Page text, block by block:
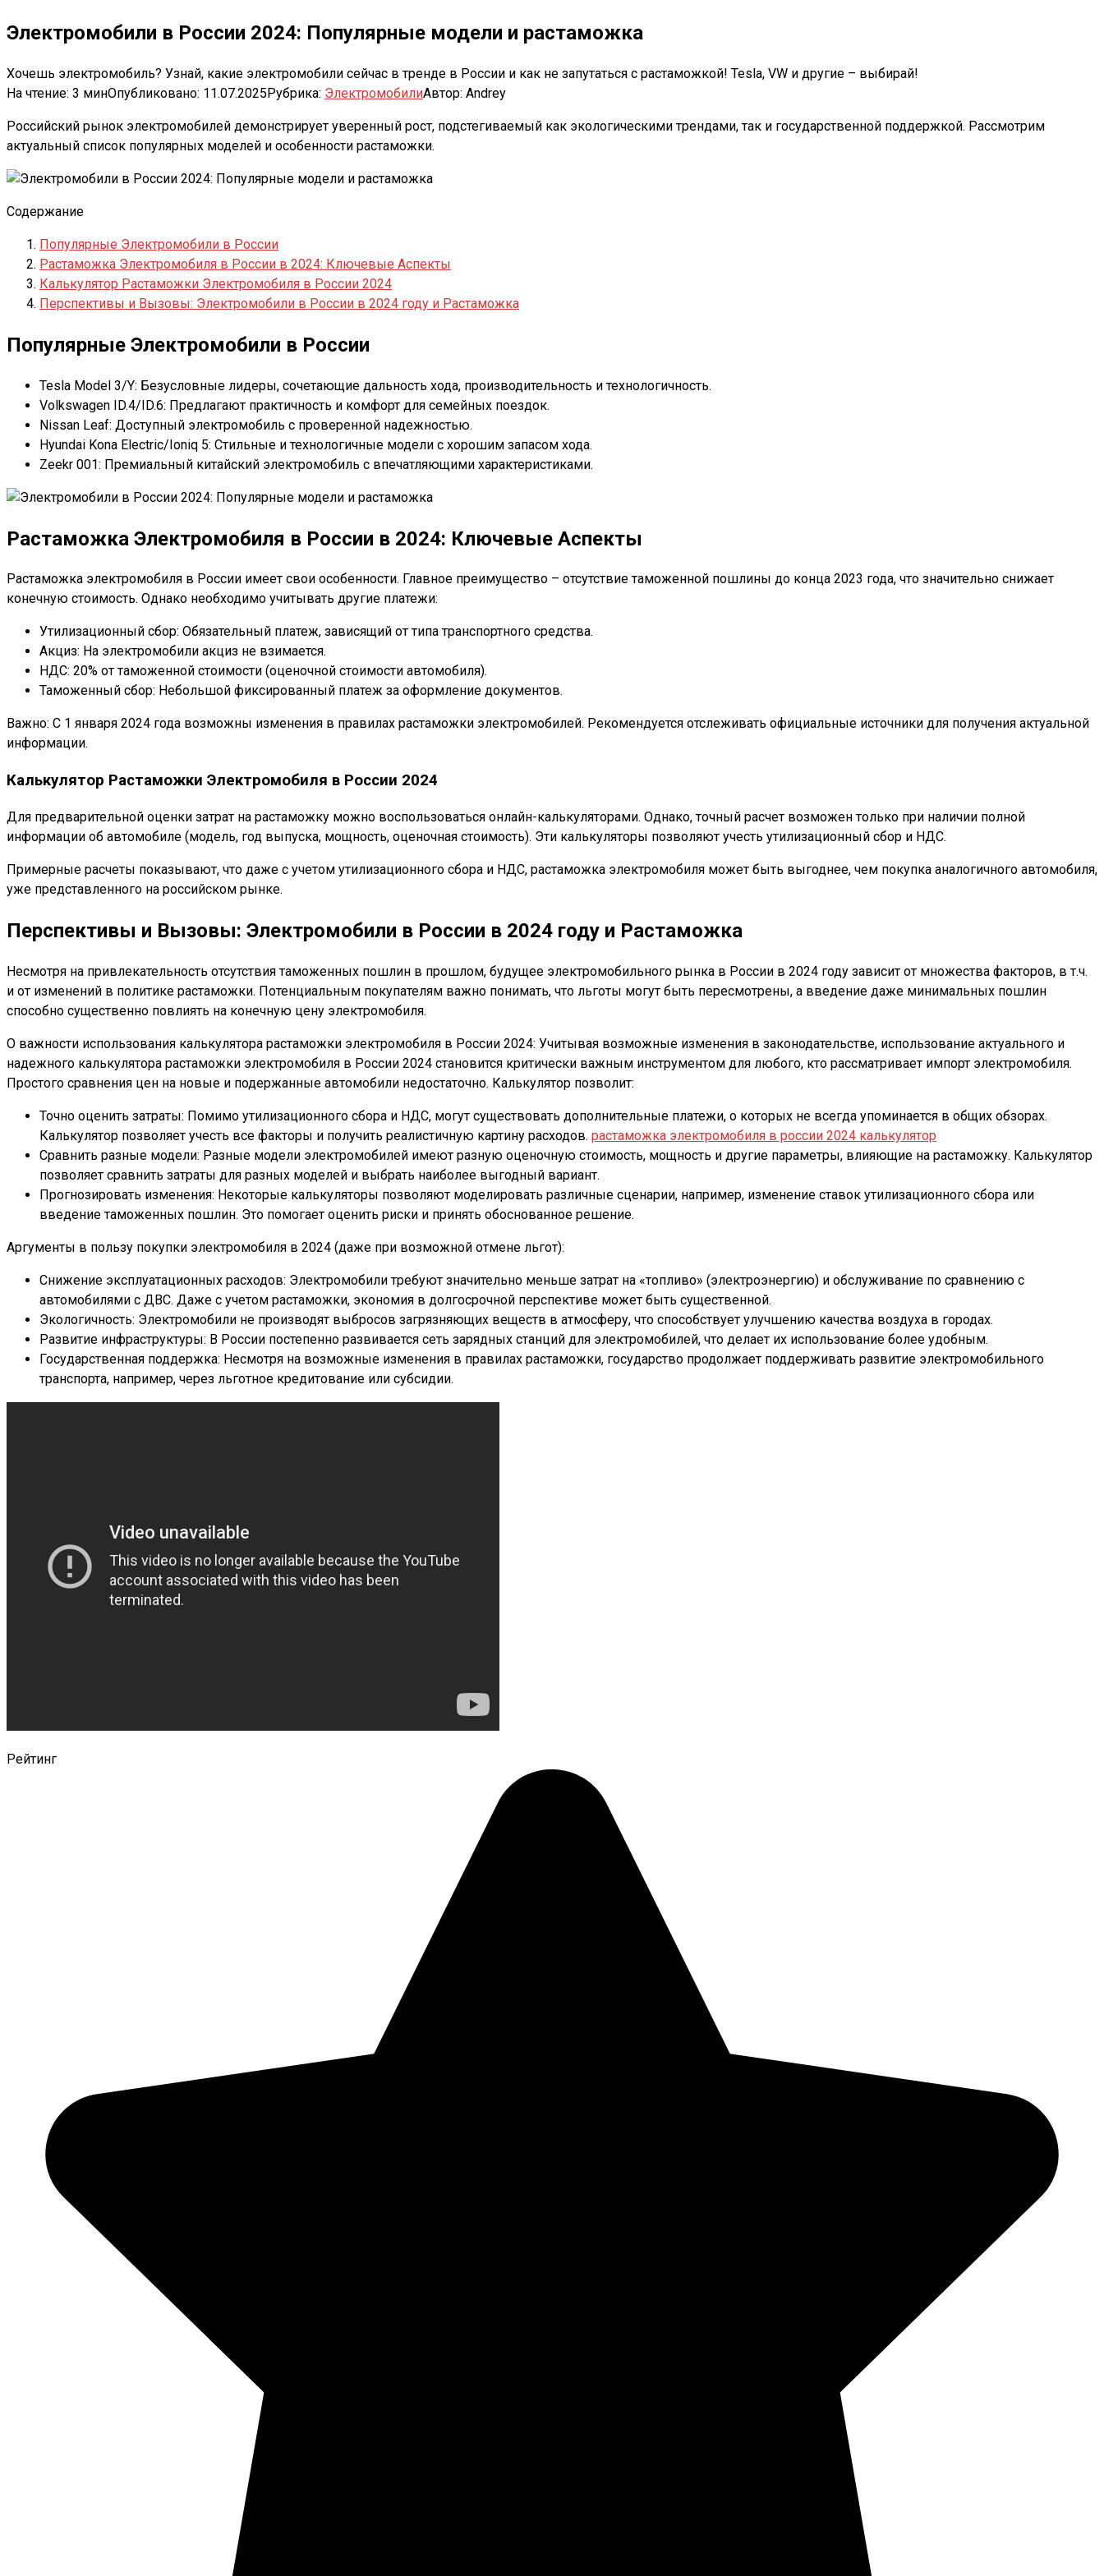
Электромобили в России 2024: Популярные модели и растаможка
Хочешь электромобиль? Узнай, какие электромобили сейчас в тренде в России и как не запутаться с растаможкой! Tesla, VW и другие – выбирай!
На чтение: 3 минОпубликовано: 11.07.2025Рубрика: ЭлектромобилиАвтор: Andrey
Российский рынок электромобилей демонстрирует уверенный рост, подстегиваемый как экологическими трендами, так и государственной поддержкой. Рассмотрим
актуальный список популярных моделей и особенности растаможки.
Содержание
Популярные Электромобили в России
Растаможка Электромобиля в России в 2024: Ключевые Аспекты
Калькулятор Растаможки Электромобиля в России 2024
Перспективы и Вызовы: Электромобили в России в 2024 году и Растаможка
Популярные Электромобили в России
Tesla Model 3/Y: Безусловные лидеры, сочетающие дальность хода, производительность и технологичность.
Volkswagen ID.4/ID.6: Предлагают практичность и комфорт для семейных поездок.
Nissan Leaf: Доступный электромобиль с проверенной надежностью.
Hyundai Kona Electric/Ioniq 5: Стильные и технологичные модели с хорошим запасом хода.
Zeekr 001: Премиальный китайский электромобиль с впечатляющими характеристиками.
Растаможка Электромобиля в России в 2024: Ключевые Аспекты
Растаможка электромобиля в России имеет свои особенности. Главное преимущество – отсутствие таможенной пошлины до конца 2023 года, что значительно снижает
конечную стоимость. Однако необходимо учитывать другие платежи:
Утилизационный сбор: Обязательный платеж, зависящий от типа транспортного средства.
Акциз: На электромобили акциз не взимается.
НДС: 20% от таможенной стоимости (оценочной стоимости автомобиля).
Таможенный сбор: Небольшой фиксированный платеж за оформление документов.
Важно: С 1 января 2024 года возможны изменения в правилах растаможки электромобилей. Рекомендуется отслеживать официальные источники для получения актуальной
информации.
Калькулятор Растаможки Электромобиля в России 2024
Для предварительной оценки затрат на растаможку можно воспользоваться онлайн-калькуляторами. Однако, точный расчет возможен только при наличии полной
информации об автомобиле (модель, год выпуска, мощность, оценочная стоимость). Эти калькуляторы позволяют учесть утилизационный сбор и НДС.
Примерные расчеты показывают, что даже с учетом утилизационного сбора и НДС, растаможка электромобиля может быть выгоднее, чем покупка аналогичного автомобиля,
уже представленного на российском рынке.
Перспективы и Вызовы: Электромобили в России в 2024 году и Растаможка
Несмотря на привлекательность отсутствия таможенных пошлин в прошлом, будущее электромобильного рынка в России в 2024 году зависит от множества факторов, в т.ч.
и от изменений в политике растаможки. Потенциальным покупателям важно понимать, что льготы могут быть пересмотрены, а введение даже минимальных пошлин
способно существенно повлиять на конечную цену электромобиля.
О важности использования калькулятора растаможки электромобиля в России 2024: Учитывая возможные изменения в законодательстве, использование актуального и
надежного калькулятора растаможки электромобиля в России 2024 становится критически важным инструментом для любого, кто рассматривает импорт электромобиля.
Простого сравнения цен на новые и подержанные автомобили недостаточно. Калькулятор позволит:
Точно оценить затраты: Помимо утилизационного сбора и НДС, могут существовать дополнительные платежи, о которых не всегда упоминается в общих обзорах.
Калькулятор позволяет учесть все факторы и получить реалистичную картину расходов. растаможка электромобиля в россии 2024 калькулятор
Сравнить разные модели: Разные модели электромобилей имеют разную оценочную стоимость, мощность и другие параметры, влияющие на растаможку. Калькулятор
позволяет сравнить затраты для разных моделей и выбрать наиболее выгодный вариант.
Прогнозировать изменения: Некоторые калькуляторы позволяют моделировать различные сценарии, например, изменение ставок утилизационного сбора или
введение таможенных пошлин. Это помогает оценить риски и принять обоснованное решение.
Аргументы в пользу покупки электромобиля в 2024 (даже при возможной отмене льгот):
Снижение эксплуатационных расходов: Электромобили требуют значительно меньше затрат на «топливо» (электроэнергию) и обслуживание по сравнению с
автомобилями с ДВС. Даже с учетом растаможки, экономия в долгосрочной перспективе может быть существенной.
Экологичность: Электромобили не производят выбросов загрязняющих веществ в атмосферу, что способствует улучшению качества воздуха в городах.
Развитие инфраструктуры: В России постепенно развивается сеть зарядных станций для электромобилей, что делает их использование более удобным.
Государственная поддержка: Несмотря на возможные изменения в правилах растаможки, государство продолжает поддерживать развитие электромобильного
транспорта, например, через льготное кредитование или субсидии.
Рейтинг